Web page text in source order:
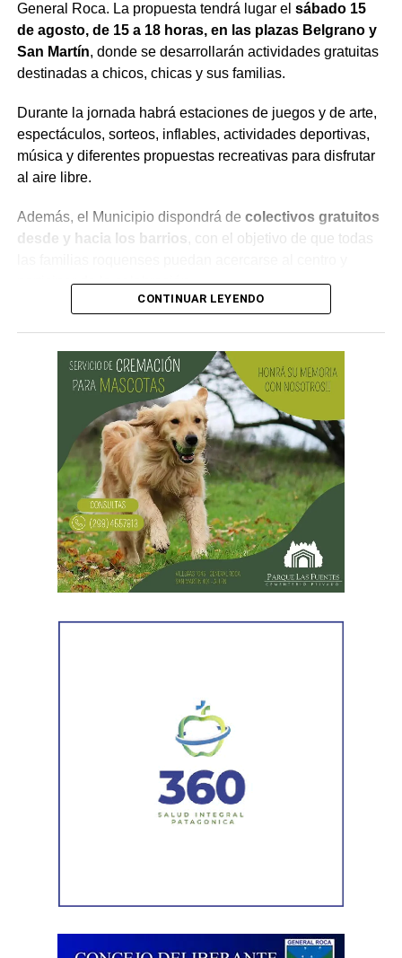
General Roca. La propuesta tendrá lugar el sábado 15
de agosto, de 15 a 18 horas, en las plazas Belgrano y
San Martín, donde se desarrollarán actividades gratuitas
destinadas a chicos, chicas y sus familias.
Durante la jornada habrá estaciones de juegos y de arte,
espectáculos, sorteos, inflables, actividades deportivas,
música y diferentes propuestas recreativas para disfrutar
al aire libre.
Además, el Municipio dispondrá de colectivos gratuitos
desde y hacia los barrios , con el objetivo de que todas
participar de la celebración.
¿Por qué se celebra el Día de las
Infancias?
La conmemoración tiene su origen en una
recomendación realizada por la Organización de las
Naciones Unidas (ONU) en 1954, mediante la cual se
propuso que los países destinaran una jornada para
promover la fraternidad entre niños y niñas y concientizar
sobre su derecho a la salud, la educación y la protección.
En Argentina, esta celebración comenzó a realizarse en
1960 con actividades sociales y culturales destinadas a
promover el bienestar de la niñez en todo el país.
¿Por qué se habla de infancias?
atraviesan niños y niñas. La expresión busca visibilizar
las distintas condiciones sociales, culturales y
económicas, así como las diferentes oportunidades de
acceso a sus derechos.
CONTINUAR LEYENDO